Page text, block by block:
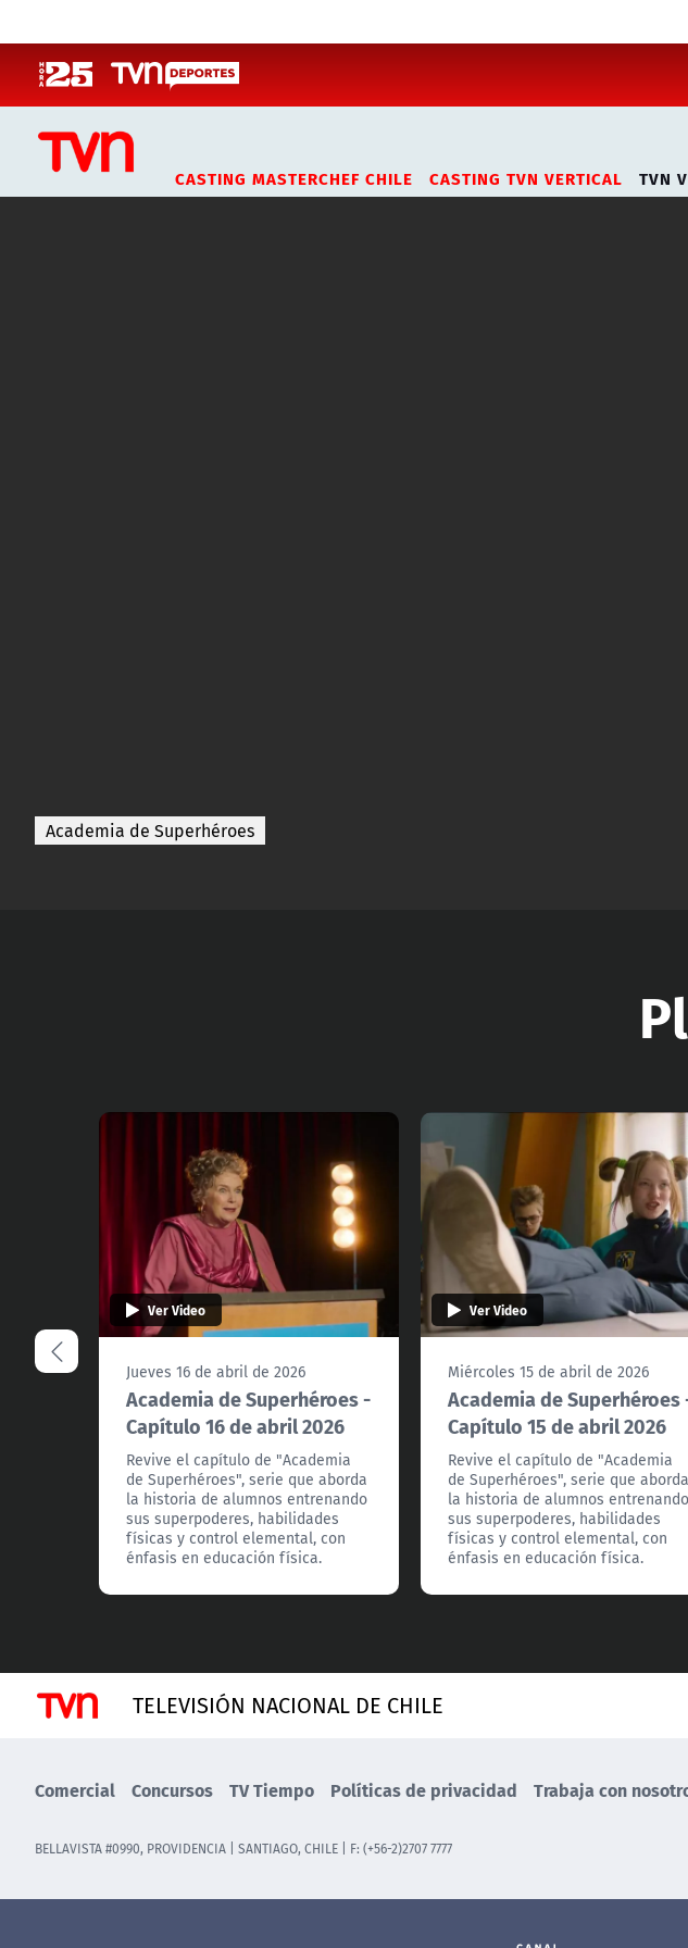
CASTING MASTERCHEF CHILE CASTING TVN VERTICAL TVN
Academia de Superhéroes
Ver Video
Jueves 16 de abril de 2026
Academia de Superhéroes -
Capítulo 16 de abril 2026
Revive el capítulo de "Academia
de Superhéroes", serie que aborda
la historia de alumnos entrenando
sus superpoderes, habilidades
físicas y control elemental, con
énfasis en educación física.
Ver Video
Miércoles 15 de abril de 2026
Academia de Superhéroes
Capítulo 15 de abril 2026
Revive el capítulo de "Academia
de Superhéroes", serie que aborda
la historia de alumnos entrenando
sus superpoderes, habilidades
físicas y control elemental, con
énfasis en educación física.
TELEVISIÓN NACIONAL DE CHILE
Comercial Concursos TV Tiempo Políticas de privacidad Trabaja con
BELLAVISTA #0990, PROVIDENCIA | SANTIAGO, CHILE | F: (+56-2)2707 7777